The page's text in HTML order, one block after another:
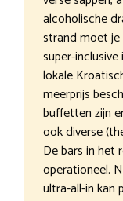
alcoholische
strand moet
super-
lokale
meerprijs
buffetten zijn
ook diverse
De bars in het
operationeel.
ultra-all-in kan